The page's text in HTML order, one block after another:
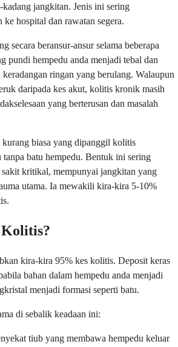
kadang jangkitan. Jenis ini sering
hospital dan rawatan segera.
secara beransur-ansur selama beberapa
pundi hempedu anda menjadi tebal dan
ringan yang berulang. Walaupun
daripada kes akut, kolitis kronik masih
yang berterusan dan masalah
kurang biasa yang dipanggil kolitis
batu hempedu. Bentuk ini sering
kritikal, mempunyai jangkitan yang
utama. Ia mewakili kira-kira 5-10%
kira-kira 95% kes kolitis. Deposit keras
bahan dalam hempedu anda menjadi
menjadi formasi seperti batu.
di sebalik keadaan ini:
tiub yang membawa hempedu keluar